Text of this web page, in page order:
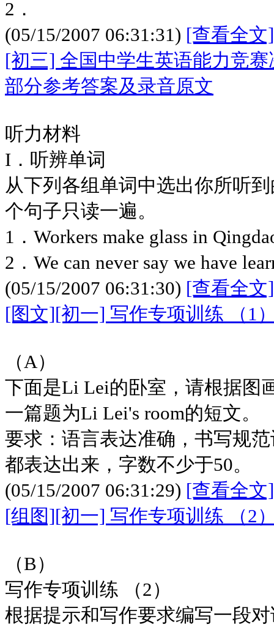
2．
(05/15/2007 06:31:31) [查看全文]
[初三] 全国中学生英语能力竞
部分参考答案及录音原文
听力材料
I．听辨单词
从下列各组单词中选出你所听
个句子只读一遍。
1．Workers make glass in
2．We can never say we have
(05/15/2007 06:31:30) [查看全文]
[图文][初一] 写作专项训练 （1
（A）
下面是Li Lei的卧室，请根据图
一篇题为Li Lei's room的短文。
要求：语言表达准确，书写规
都表达出来，字数不少于50。
(05/15/2007 06:31:29) [查看全文]
[组图][初一] 写作专项训练 （2
（B）
写作专项训练 （2）
根据提示和写作要求编写一段